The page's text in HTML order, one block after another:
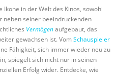
Ikone in der Welt des Kinos, sowohl
neben seiner beeindruckenden
Vermögenaufgebaut, das
gewachsen ist. VomSchauspieler
Fähigkeit, sich immer wieder neu zu
spiegelt sich nicht nur in seinen
Erfolg wider. Entdecke, wie